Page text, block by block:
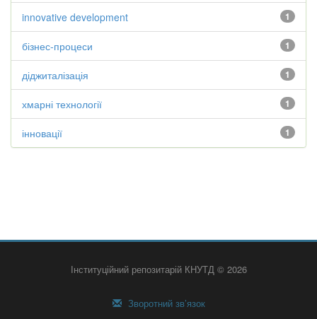
1
innovative development
1
бізнес-процеси
1
діджиталізація
1
хмарні технології
1
інновації
Інституційний репозитарій КНУТД © 2026
Зворотний зв’язок